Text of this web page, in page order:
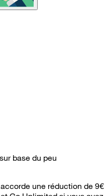
base du peu
une réduction de 9€